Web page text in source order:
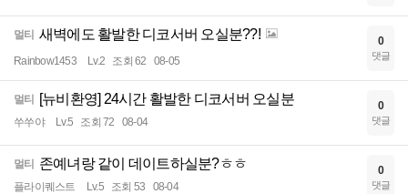
멀티 새벽에도 활발한 디코서버 오실분??!
Rainbow1453 Lv.2 조회 62 08-05
0
댓글
멀티 [뉴비환영] 24시간 활발한 디코서버 오실분
쑤쑤야 Lv.5 조회 72 08-04
0
댓글
멀티 존예녀랑 같이 데이트하실분?ㅎㅎ
플라이퀘스트 Lv.5 조회 53 08-04
0
댓글